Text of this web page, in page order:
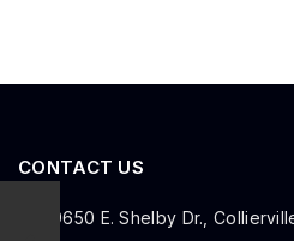
CONTACT US
9650 E. Shelby Dr.,